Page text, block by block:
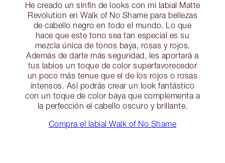
He creado un sinfín de looks con mi labial Matte
Revolution en Walk of No Shame para bellezas
de cabello negro en todo el mundo. Lo que
hace que este tono sea tan especial es su
mezcla única de tonos baya, rosas y rojos.
Además de darte más seguridad, les aportará a
tus labios un toque de color superfavorecedor
un poco más tenue que el de los rojos o rosas
intensos. Así podrás crear un look fantástico
con un toque de color baya que complementa a
la perfección el cabello oscuro y brillante.
Compra el labial Walk of No Shame